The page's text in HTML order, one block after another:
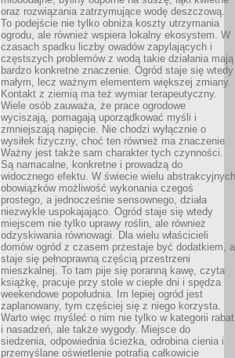
oraz rozwiązania zatrzymujące wodę deszczową.
To podejście nie tylko obniża koszty utrzymania
ogrodu, ale również wspiera lokalny ekosystem. W
czasach spadku liczby owadów zapylających i
częstszych problemów z wodą takie działania mają
bardzo konkretne znaczenie. Ogród staje się wtedy
małym, lecz ważnym elementem większej zmiany.
Kontakt z ziemią ma też wymiar terapeutyczny.
Wiele osób zauważa, że prace ogrodowe
wyciszają, pomagają uporządkować myśli i
zmniejszają napięcie. Nie chodzi wyłącznie o
wysiłek fizyczny, choć ten również ma znaczenie.
Ważny jest także sam charakter tych czynności.
Są namacalne, konkretne i prowadzą do
widocznego efektu. W świecie wielu abstrakcyjnych
obowiązków możliwość wykonania czegoś
prostego, a jednocześnie sensownego, działa
niezwykle uspokajająco. Ogród staje się wtedy
miejscem nie tylko uprawy roślin, ale również
odzyskiwania równowagi. Dla wielu właścicieli
domów ogród z czasem przestaje być dodatkiem, a
staje się pełnoprawną częścią przestrzeni
mieszkalnej. To tam pije się poranną kawę, czyta
książkę, pracuje przy stole w ciepłe dni i spędza
weekendowe popołudnia. Im lepiej ogród jest
zaplanowany, tym częściej się z niego korzysta.
Warto więc myśleć o nim nie tylko w kategorii rabat
i nasadzeń, ale także wygody. Miejsce do
siedzenia, odpowiednia ścieżka, odrobina cienia i
przemyślane oświetlenie potrafią całkowicie